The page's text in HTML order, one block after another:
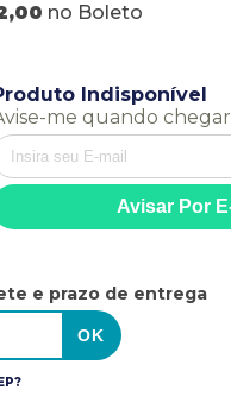
no Boleto
Indisponível
me quando chegar
e prazo de entrega